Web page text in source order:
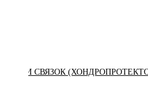
И СВЯЗОК